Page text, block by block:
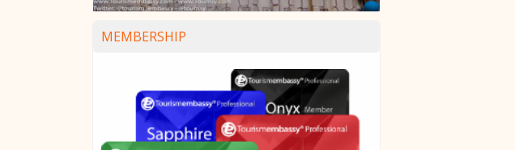
MEMBERSHIP